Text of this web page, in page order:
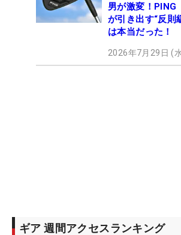
男が激変！PING
が引き出す“反則
は本当だった！
2026年7月29日 (
ギア 週間アクセスランキング